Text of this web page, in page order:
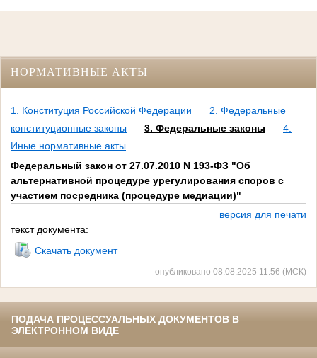
НОРМАТИВНЫЕ АКТЫ
1. Конституция Российской Федерации
2. Федеральные
конституционные законы
3. Федеральные законы
4.
Иные нормативные акты
Федеральный закон от 27.07.2010 N 193-ФЗ "Об
альтернативной процедуре урегулирования споров с
участием посредника (процедуре медиации)"
версия для печати
текст документа:
Скачать документ
опубликовано 08.08.2025 11:56 (МСК)
ПОДАЧА ПРОЦЕССУАЛЬНЫХ ДОКУМЕНТОВ В
ЭЛЕКТРОННОМ ВИДЕ